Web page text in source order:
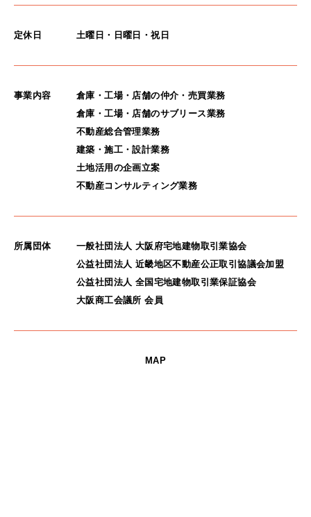
定休日 土曜日・日曜日・祝日
事業内容
倉庫・工場・店舗の仲介・売買業務
倉庫・工場・店舗のサブリース業務
不動産総合管理業務
建築・施工・設計業務
土地活用の企画立案
不動産コンサルティング業務
所属団体
一般社団法人 大阪府宅地建物取引業協会
公益社団法人 近畿地区不動産公正取引協議会加盟
公益社団法人 全国宅地建物取引業保証協会
大阪商工会議所 会員
MAP